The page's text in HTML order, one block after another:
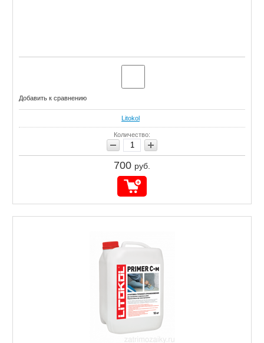
Добавить к сравнению
Litokol
Количество:
700 руб.